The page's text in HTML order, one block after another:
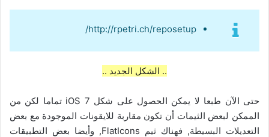
http://rpetri.ch/reposetup/
.. الشكل الجديد ..
حتى الآن طبعا لا يمكن الحصول على شكل iOS 7 تماما لكن من
الممكن لبعض الثيمات أن تكون مقاربة للايقونات الموجودة مع بعض
التعديلات البسيطة, فهناك ثيم FlatIcons, وأيضا بعض التطبيقات